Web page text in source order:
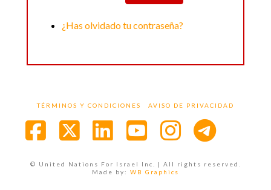
¿Has olvidado tu contraseña?
TÉRMINOS Y CONDICIONES AVISO DE PRIVACIDAD
© United Nations For Israel Inc. | All rights reserved.
Made by: WB Graphics